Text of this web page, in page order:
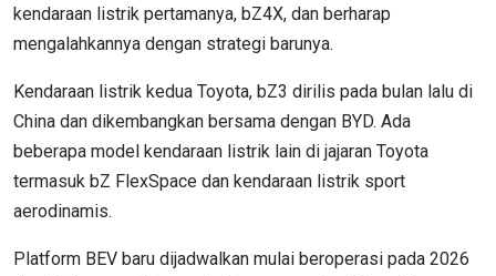
kendaraan listrik pertamanya, bZ4X, dan berharap
mengalahkannya dengan strategi barunya.
Kendaraan listrik kedua Toyota, bZ3 dirilis pada bulan lalu di
China dan dikembangkan bersama dengan BYD. Ada
beberapa model kendaraan listrik lain di jajaran Toyota
termasuk bZ FlexSpace dan kendaraan listrik sport
aerodinamis.
Platform BEV baru dijadwalkan mulai beroperasi pada 2026